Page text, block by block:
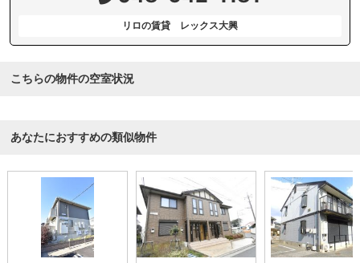
リロの賃貸 レックス大興
こちらの物件の空室状況
あなたにおすすめの類似物件